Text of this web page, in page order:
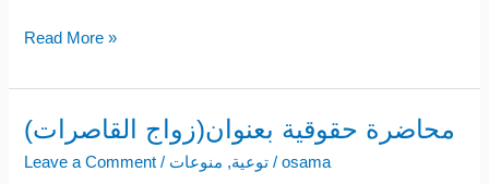
Read More »
محاضرة حقوقية بعنوان(زواج القاصرات)
Leave a Comment / توعية, منوعات /osama
محاضرة